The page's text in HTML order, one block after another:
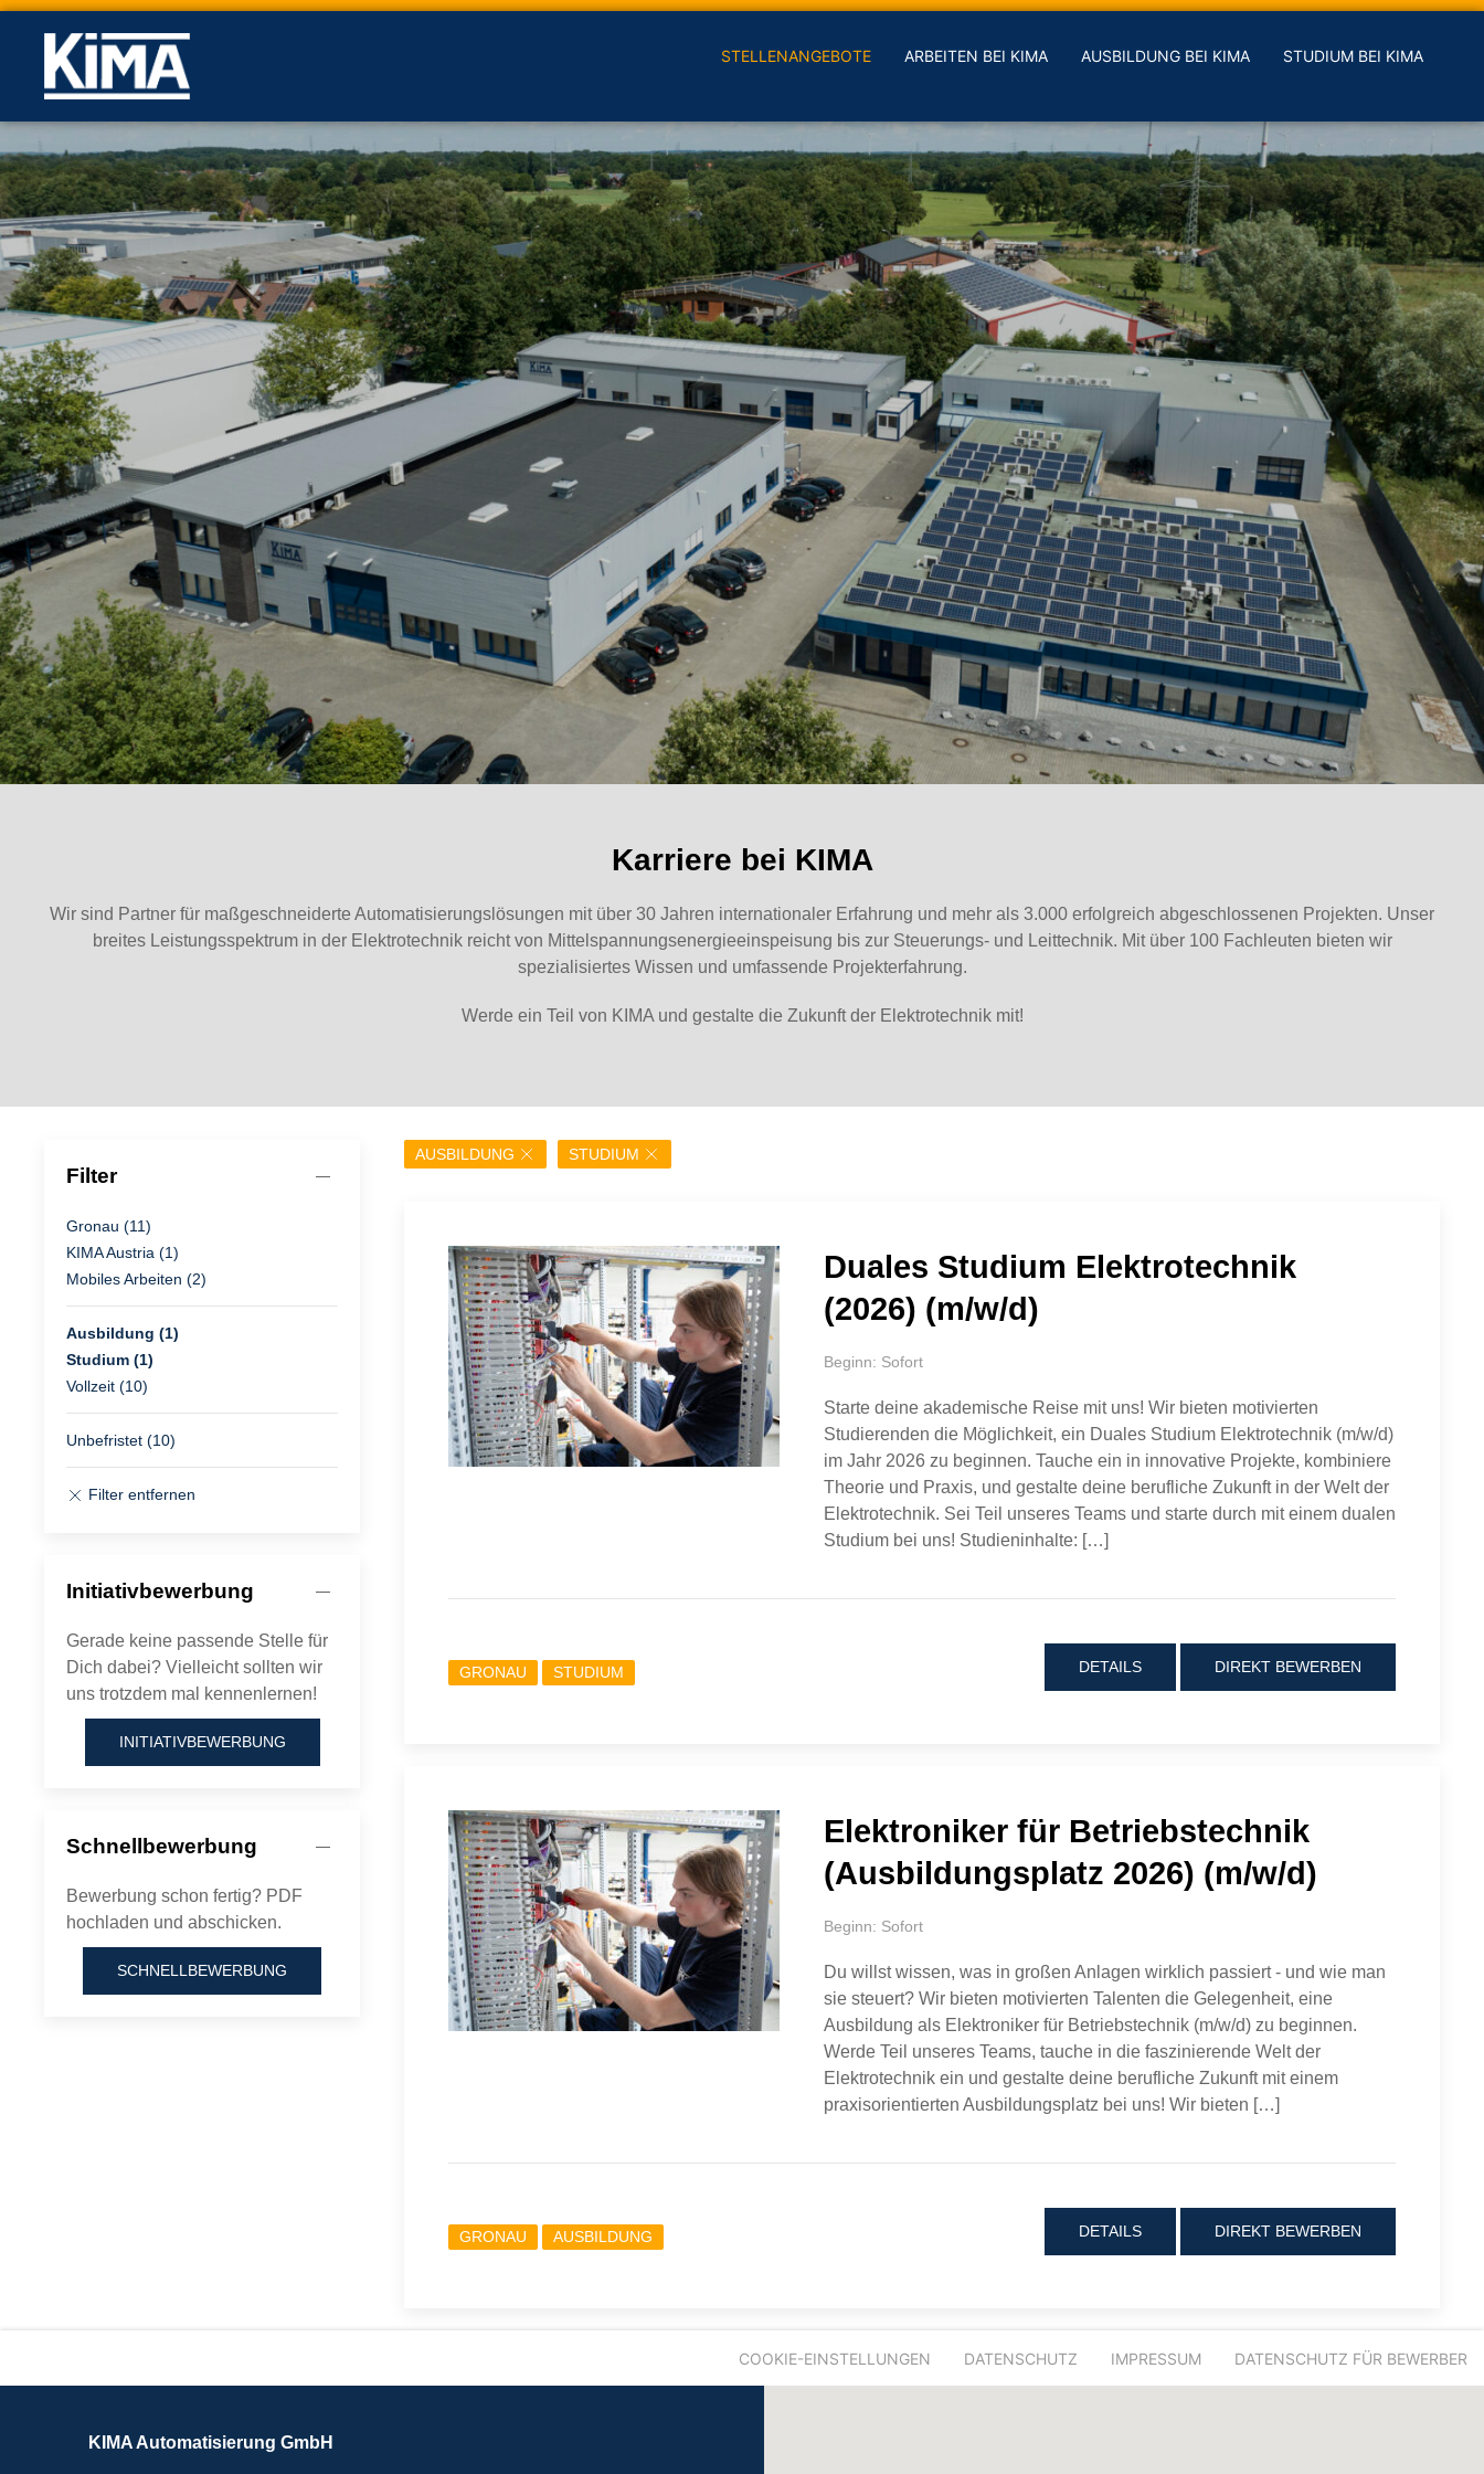
STELLENANGEBOTE ARBEITEN BEI KIMA AUSBILDUNG BEI KIMA STUDIUM BEI KIMA
Karriere bei KIMA
Wir sind Partner für maßgeschneiderte Automatisierungslösungen mit über 30 Jahren internationaler Erfahrung und mehr als 3.000 erfolgreich abgeschlossenen Projekten. Unser
breites Leistungsspektrum in der Elektrotechnik reicht von Mittelspannungsenergieeinspeisung bis zur Steuerungs- und Leittechnik. Mit über 100 Fachleuten bieten wir
spezialisiertes Wissen und umfassende Projekterfahrung.
Werde ein Teil von KIMA und gestalte die Zukunft der Elektrotechnik mit!
Filter
Gronau (11)
KIMA Austria (1)
Mobiles Arbeiten (2)
Ausbildung (1)
Studium (1)
Vollzeit (10)
Unbefristet (10)
Filter entfernen
Initiativbewerbung
Gerade keine passende Stelle für
Dich dabei? Vielleicht sollten wir
uns trotzdem mal kennenlernen!
INITIATIVBEWERBUNG
Schnellbewerbung
Bewerbung schon fertig? PDF
hochladen und abschicken.
SCHNELLBEWERBUNG
AUSBILDUNG STUDIUM
Duales Studium Elektrotechnik
(2026) (m/w/d)
Beginn: Sofort
Starte deine akademische Reise mit uns! Wir bieten motivierten
Studierenden die Möglichkeit, ein Duales Studium Elektrotechnik (m/w/d)
im Jahr 2026 zu beginnen. Tauche ein in innovative Projekte, kombiniere
Theorie und Praxis, und gestalte deine berufliche Zukunft in der Welt der
Elektrotechnik. Sei Teil unseres Teams und starte durch mit einem dualen
Studium bei uns! Studieninhalte: […]
GRONAU STUDIUM DETAILS DIREKT BEWERBEN
Elektroniker für Betriebstechnik
(Ausbildungsplatz 2026) (m/w/d)
Beginn: Sofort
Du willst wissen, was in großen Anlagen wirklich passiert - und wie man
sie steuert? Wir bieten motivierten Talenten die Gelegenheit, eine
Ausbildung als Elektroniker für Betriebstechnik (m/w/d) zu beginnen.
Werde Teil unseres Teams, tauche in die faszinierende Welt der
Elektrotechnik ein und gestalte deine berufliche Zukunft mit einem
praxisorientierten Ausbildungsplatz bei uns! Wir bieten […]
GRONAU AUSBILDUNG DETAILS DIREKT BEWERBEN
COOKIE-EINSTELLUNGEN DATENSCHUTZ IMPRESSUM DATENSCHUTZ FÜR BEWERBER
KIMA Automatisierung GmbH